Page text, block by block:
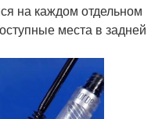
на каждом отдельном
места в задней